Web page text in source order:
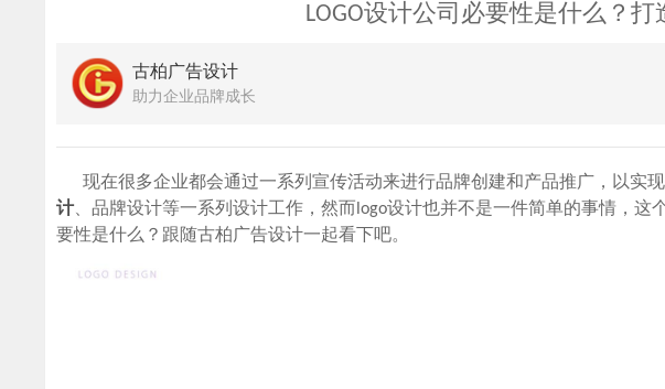
LOGO设计公司必要性是什么？
古柏广告设计
助力企业品牌成长
现在很多企业都会通过一系列宣传活动来进行品牌创建和产品推广，以实
计、品牌设计等一系列设计工作，然而logo设计也并不是一件简单的事情，这
要性是什么？跟随古柏广告设计一起看下吧。